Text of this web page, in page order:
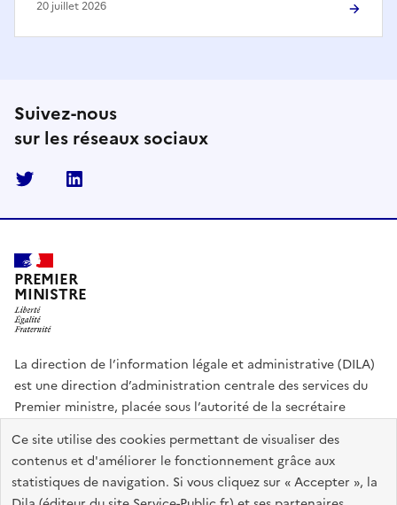
Ce site utilise des cookies permettant de visualiser des
contenus et d'améliorer le fonctionnement grâce aux
statistiques de navigation. Si vous cliquez sur « Accepter », la
20 juillet 2026
Suivez-nous
sur les réseaux sociaux
Twitter
PREMIER
MINISTRE
La direction de l’information légale et administrative (DILA)
est une direction d’administration centrale des services du
Premier ministre, placée sous l’autorité de la secrétaire
info.gouv.fr
assemblee-nationale.fr
sénat.fr